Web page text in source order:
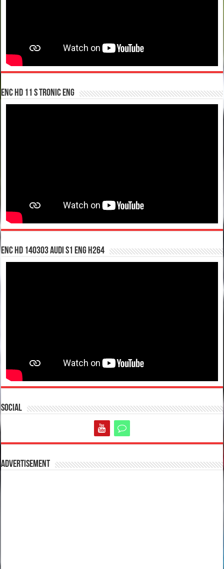
enc hd 11 S tronic ENG
enc hd 140303 Audi S1 ENG H264
Social
Advertisement